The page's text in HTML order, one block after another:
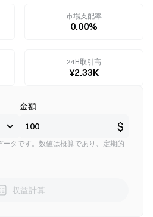
市場支配率
0.00%
24H取引高
¥2.33K
金額
$
タです。数値は概算であり、定期的
収益計算